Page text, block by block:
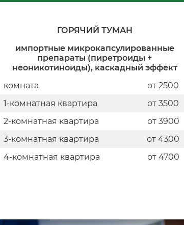
ГОРЯЧИЙ ТУМАН
импортные микрокапсулированные
препараты (пиретроиды +
неоникотиноиды), каскадный эффект
комната
от 2500
1-комнатная квартира
от 3500
2-комнатная квартира
от 3900
3-комнатная квартира
от 4300
4-комнатная квартира
от 4700